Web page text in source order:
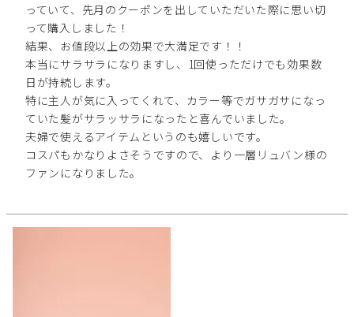
っていて、先月のクーポンを出していただいた際に思い切
って購入しました！
結果、お値段以上の効果で大満足です！！
本当にサラサラになりますし、1回使っただけでも効果数
日が持続します。
特に主人が気に入ってくれて、カラー等でガサガサになっ
ていた髪がサラッサラになったと喜んでいました。
夫婦で使えるアイテムというのも嬉しいです。
コスパもかなりよさそうですので、より一層リュバン様の
ファンになりました。